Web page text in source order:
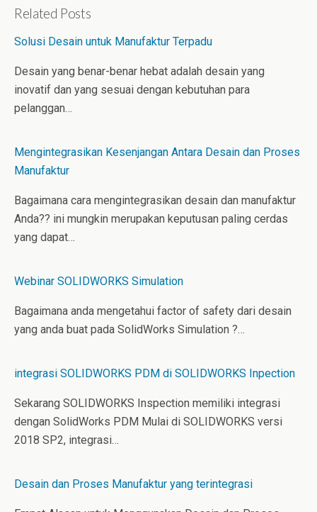
I
e
t
Related Posts
Solusi Desain untuk Manufaktur Terpadu
Desain yang benar-benar hebat adalah desain yang
inovatif dan yang sesuai dengan kebutuhan para
pelanggan…
Mengintegrasikan Kesenjangan Antara Desain dan Proses
Manufaktur
Bagaimana cara mengintegrasikan desain dan manufaktur
Anda?? ini mungkin merupakan keputusan paling cerdas
yang dapat…
Webinar SOLIDWORKS Simulation
Bagaimana anda mengetahui factor of safety dari desain
yang anda buat pada SolidWorks Simulation ?…
integrasi SOLIDWORKS PDM di SOLIDWORKS Inpection
Sekarang SOLIDWORKS Inspection memiliki integrasi
dengan SolidWorks PDM Mulai di SOLIDWORKS versi
2018 SP2, integrasi…
Desain dan Proses Manufaktur yang terintegrasi